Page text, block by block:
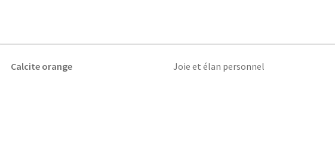
Calcite orange Joie et élan personnel